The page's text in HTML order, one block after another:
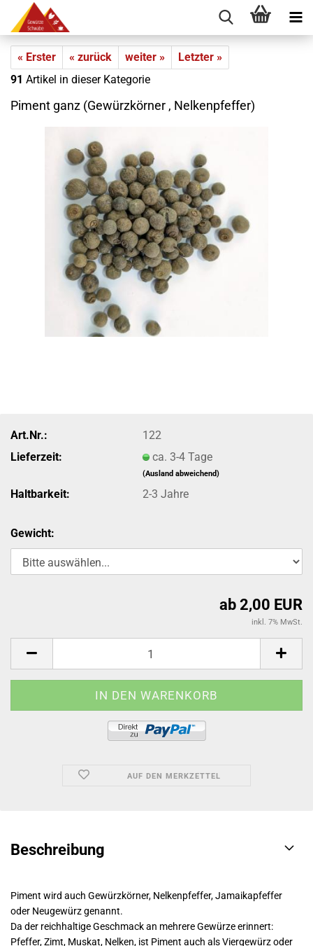
« Erster « zurück weiter »
Letzter »
91 Artikel in dieser Kategorie
Piment ganz (Gewürzkörner , Nelkenpfeffer)
Art.Nr.:
122
Lieferzeit:
ca. 3-4 Tage
(Ausland abweichend)
Haltbarkeit: 2-3 Jahre
Gewicht:
ab 2,00 EUR
inkl. 7% MwSt.
AUF DEN MERKZETTEL
Beschreibung
Piment wird auch Gewürzkörner, Nelkenpfeffer, Jamaikapfeffer
oder Neugewürz genannt.
Da der reichhaltige Geschmack an mehrere Gewürze erinnert:
Pfeffer, Zimt, Muskat, Nelken, ist Piment auch als Viergewürz oder